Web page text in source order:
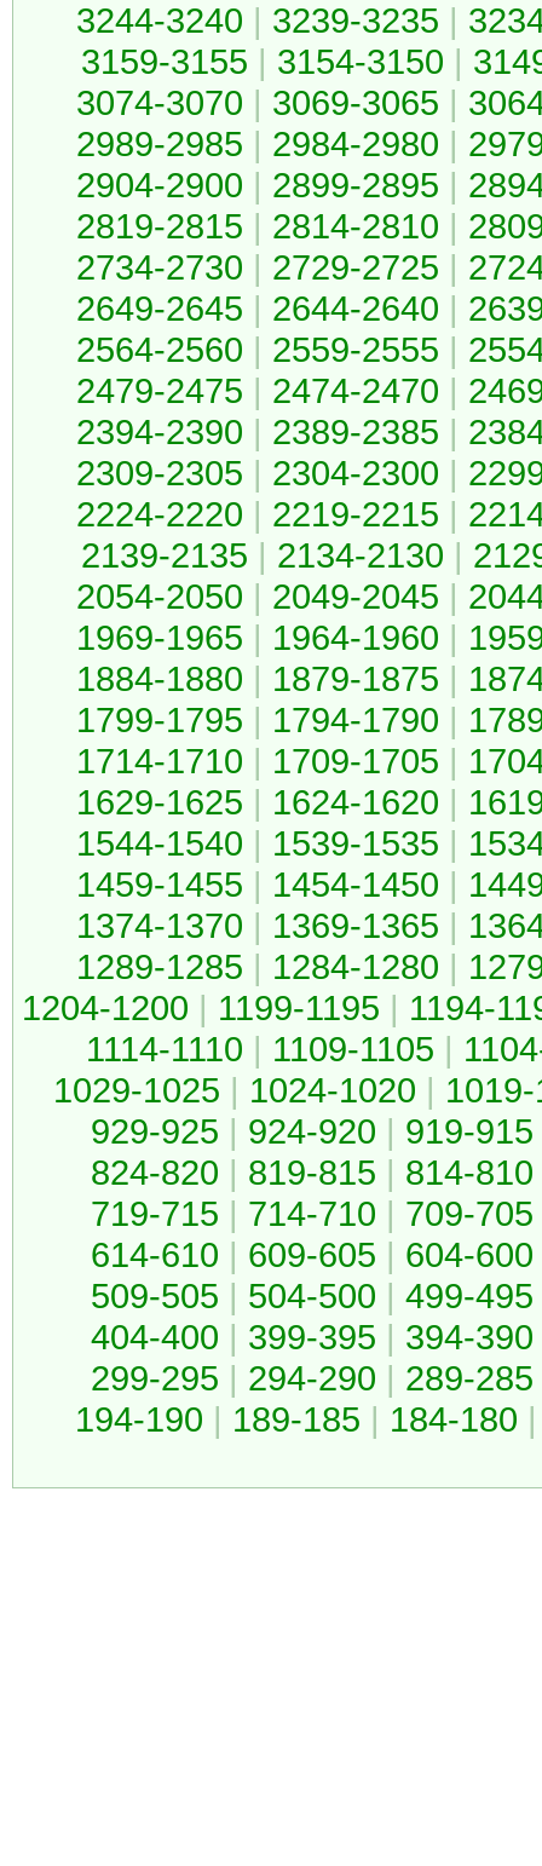
3244-3240 | 3239-3235 |
3159-3155 | 3154-3150 |
3074-3070 | 3069-3065 |
2989-2985 | 2984-2980 |
2904-2900 | 2899-2895 |
2819-2815 | 2814-2810 |
2734-2730 | 2729-2725 |
2649-2645 | 2644-2640 |
2564-2560 | 2559-2555 |
2479-2475 | 2474-2470 |
2394-2390 | 2389-2385 |
2309-2305 | 2304-2300 |
2224-2220 | 2219-2215 |
2139-2135 | 2134-2130 |
2054-2050 | 2049-2045 |
1969-1965 | 1964-1960 |
1884-1880 | 1879-1875 |
1799-1795 | 1794-1790 |
1714-1710 | 1709-1705 |
1629-1625 | 1624-1620 |
1544-1540 | 1539-1535 |
1459-1455 | 1454-1450 |
1374-1370 | 1369-1365 |
1289-1285 | 1284-1280 |
1204-1200 | 1199-1195 | 1194-
1114-1110 | 1109-1105 |
1029-1025 | 1024-1020 |
929-925 | 924-920 | 919-915
824-820 | 819-815 | 814-810
719-715 | 714-710 | 709-705
614-610 | 609-605 | 604-600
509-505 | 504-500 | 499-495
404-400 | 399-395 | 394-390
299-295 | 294-290 | 289-285
194-190 | 189-185 | 184-180 |